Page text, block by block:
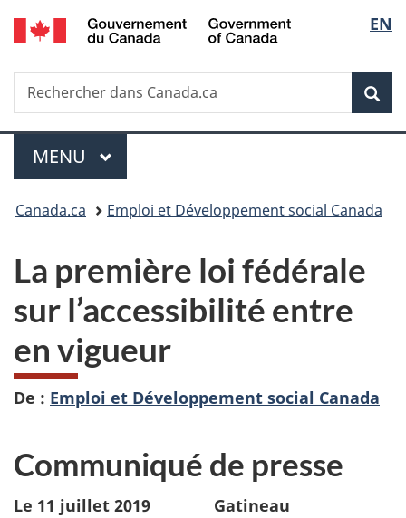
Passer
au
principal
Passer
à
Au
du
Passer
à
version
simplifiée
de
la
EN
Recherche
Rechercher
dans
Menu
MENU PRINCIPAL
Vous
ici :
Canada.ca Emploi et Développement social Canada
La première loi fédérale
sur l’accessibilité entre
en vigueur
De : Emploi et Développement social Canada
Communiqué de presse
Le 11 juillet 2019 Gatineau